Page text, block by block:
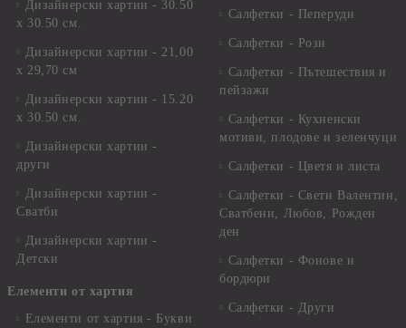
Дизайнерски хартии - 30.50
х 30.50 см.
Дизайнерски хартии - 21,00
х 29,70 см
Дизайнерски хартии - 15.20
x 30.50 см.
Дизайнерски хартии -
други
Дизайнерски хартии -
Сватби
Дизайнерски хартии -
Детски
Елементи от хартия
Елементи от хартия - Букви
Салфетки - Пеперуди
Салфетки - Рози
Салфетки - Пътешествия и
пейзажи
Салфетки - Кухненски
мотиви, плодове и зеленчуци
Салфетки - Цветя и листа
Салфетки - Свети Валентин,
Сватбени, Любов, Рожден
ден
Салфетки - Фонове и
бордюри
Салфетки - Други